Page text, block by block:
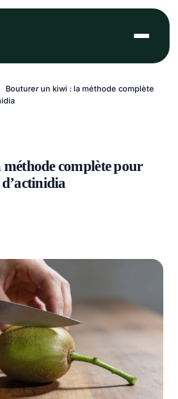
Bouturer un kiwi : la méthode complète
complète pour